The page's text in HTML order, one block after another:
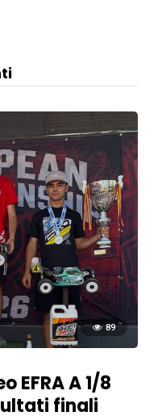
89
EFRA A 1/8
finali